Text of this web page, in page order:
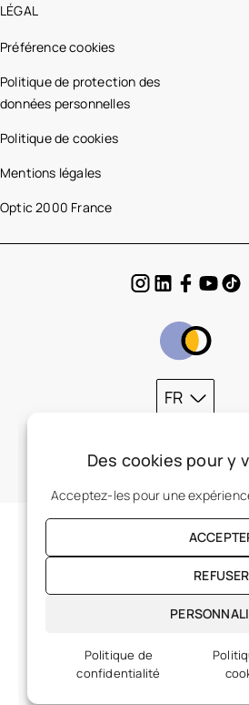
LÉGAL
Préférence cookies
Politique de protection des
données personnelles
Politique de cookies
Mentions légales
Optic 2000 France
FR
Des cookies pour y
Acceptez-les pour une
REFUSER
Politique de
confidentialité